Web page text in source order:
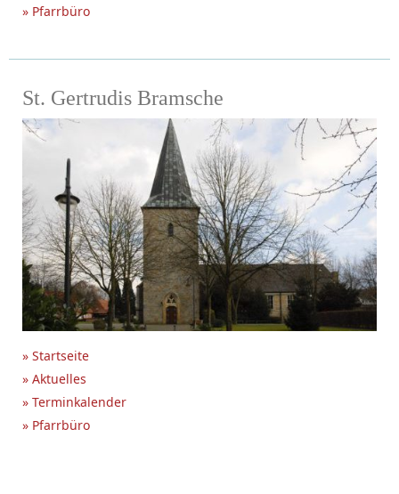
» Pfarrbüro
St. Gertrudis Bramsche
» Startseite
» Aktuelles
» Terminkalender
» Pfarrbüro